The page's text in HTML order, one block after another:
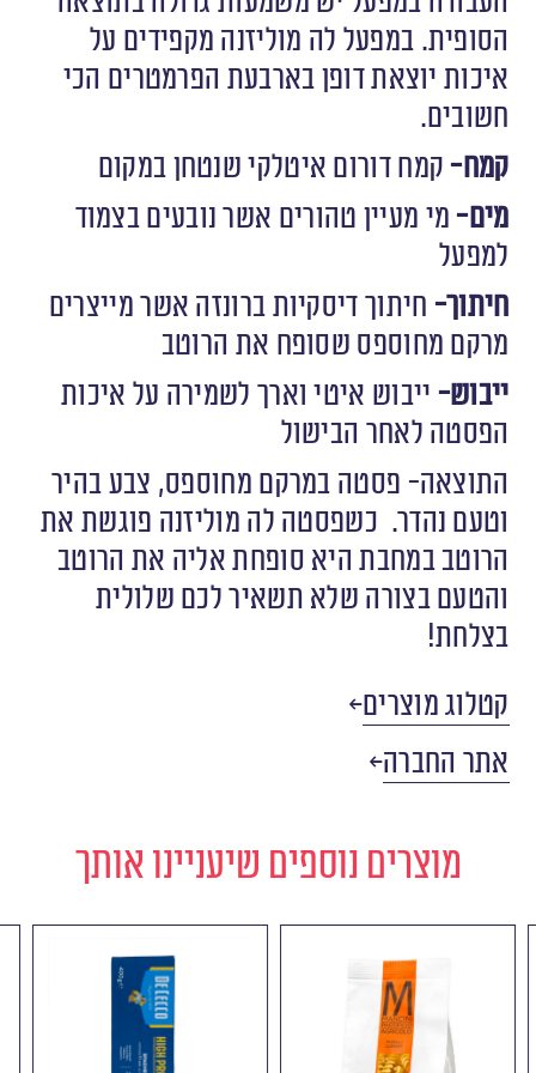
הסופית. במפעל לה מוליזנה מקפידים על
איכות יוצאת דופן בארבעת הפרמטרים הכי
חשובים.
קמח- קמח דורום איטלקי שנטחן במקום
מים- מי מעיין טהורים אשר נובעים בצמוד
למפעל
חיתוך- חיתוך דיסקיות ברונזה אשר מייצרים
מרקם מחוספס שסופח את הרוטב
ייבוש- ייבוש איטי וארך לשמירה על איכות
הפסטה לאחר הבישול
התוצאה- פסטה במרקם מחוספס, צבע בהיר
וטעם נהדר. כשפסטה לה מוליזנה פוגשת את
הרוטב במחבת היא סופחת אליה את הרוטב
והטעם בצורה שלא תשאיר לכם שלולית
בצלחת!
קטלוג מוצרים
אתר החברה
מוצרים נוספים שיעניינו אותך